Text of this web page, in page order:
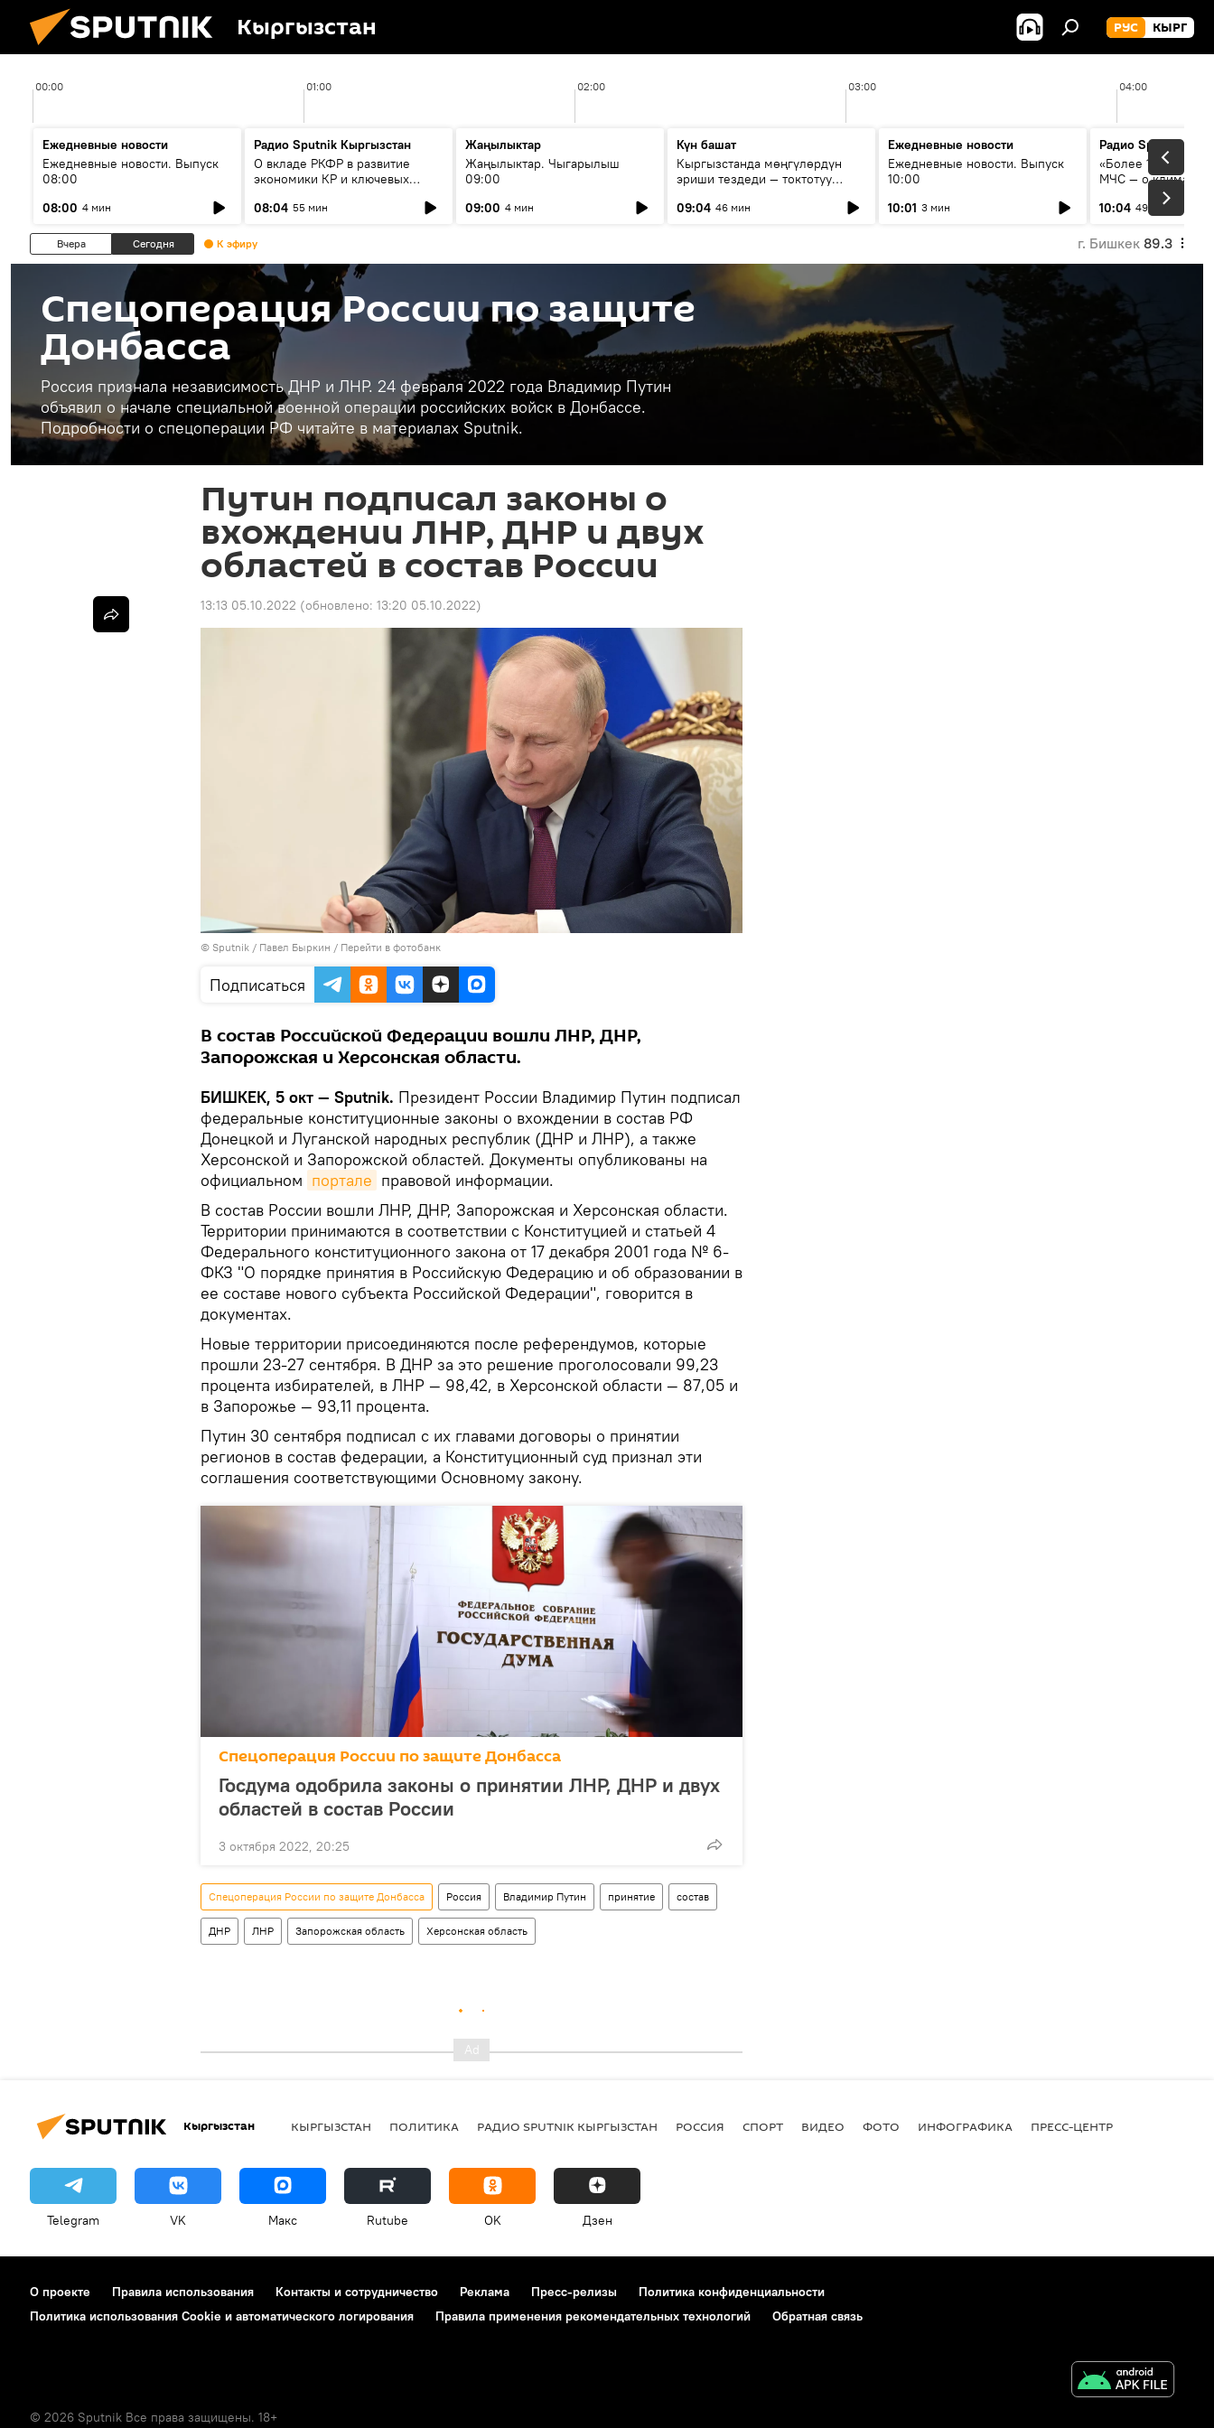
Кыргызстан РУС КЫРГ
00:00 01:00 02:00 03:00 04:00
Ежедневные новости
Ежедневные новости. Выпуск
08:00
08:00 4 мин
Радио Sputnik Кыргызстан
О вкладе РКФР в развитие
экономики КР и ключевых
08:04 55 мин
Жаңылыктар
Жаңылыктар. Чыгарылыш
09:00
09:00 4 мин
Күн башат
Кыргызстанда мөңгүлөрдүн
эриши тездеди — токтотуу
09:04 46 мин
Ежедневные новости
Ежедневные новости. Выпуск
10:00
10:01 3 мин
Радио Sputnik
«Более 1200 сёл в
МЧС — о климате,
системе
населения
10:04 49 мин
Вчера Сегодня К эфиру г. Бишкек 89.3
Спецоперация России по защите
Донбасса
Россия признала независимость ДНР и ЛНР. 24 февраля 2022 года Владимир Путин
объявил о начале специальной военной операции российских войск в Донбассе.
Подробности о спецоперации РФ читайте в материалах Sputnik.
Путин подписал законы о
вхождении ЛНР, ДНР и двух
областей в состав России
13:13 05.10.2022 (обновлено: 13:20 05.10.2022)
© Sputnik / Павел Быркин / Перейти в фотобанк
Подписаться
В состав Российской Федерации вошли ЛНР, ДНР,
Запорожская и Херсонская области.
БИШКЕК, 5 окт — Sputnik. Президент России Владимир Путин подписал
федеральные конституционные законы о вхождении в состав РФ
Донецкой и Луганской народных республик (ДНР и ЛНР), а также
Херсонской и Запорожской областей. Документы опубликованы на
официальном портале правовой информации.
В состав России вошли ЛНР, ДНР, Запорожская и Херсонская области.
Территории принимаются в соответствии с Конституцией и статьей 4
Федерального конституционного закона от 17 декабря 2001 года № 6-
ФКЗ "О порядке принятия в Российскую Федерацию и об образовании в
ее составе нового субъекта Российской Федерации", говорится в
документах.
Новые территории присоединяются после референдумов, которые
прошли 23-27 сентября. В ДНР за это решение проголосовали 99,23
процента избирателей, в ЛНР — 98,42, в Херсонской области — 87,05 и
в Запорожье — 93,11 процента.
Путин 30 сентября подписал с их главами договоры о принятии
регионов в состав федерации, а Конституционный суд признал эти
соглашения соответствующими Основному закону.
Спецоперация России по защите Донбасса
Госдума одобрила законы о принятии ЛНР, ДНР и двух
областей в состав России
3 октября 2022, 20:25
Спецоперация России по защите Донбасса Россия Владимир Путин принятие состав
ДНР ЛНР Запорожская область Херсонская область
Кыргызстан КЫРГЫЗСТАН ПОЛИТИКА РАДИО SPUTNIK КЫРГЫЗСТАН РОССИЯ СПОРТ ВИДЕО ФОТО ИНФОГРАФИКА ПРЕСС-ЦЕНТР
Telegram VK Макс Rutube OK Дзен
О проекте Правила использования Контакты и сотрудничество Реклама Пресс-релизы
Политика конфиденциальности
Политика использования Cookie и автоматического логирования
Правила применения рекомендательных технологий Обратная связь
© 2026 Sputnik Все права защищены. 18+